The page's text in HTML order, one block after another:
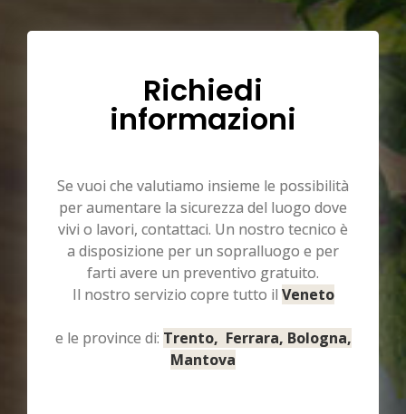
Richiedi
informazioni
Se vuoi che valutiamo insieme le possibilità
per aumentare la sicurezza del luogo dove
vivi o lavori, contattaci. Un nostro tecnico è
a disposizione per un sopralluogo e per
farti avere un preventivo gratuito.
Il nostro servizio copre tutto il Veneto
e le province di: Trento, Ferrara, Bologna,
Mantova